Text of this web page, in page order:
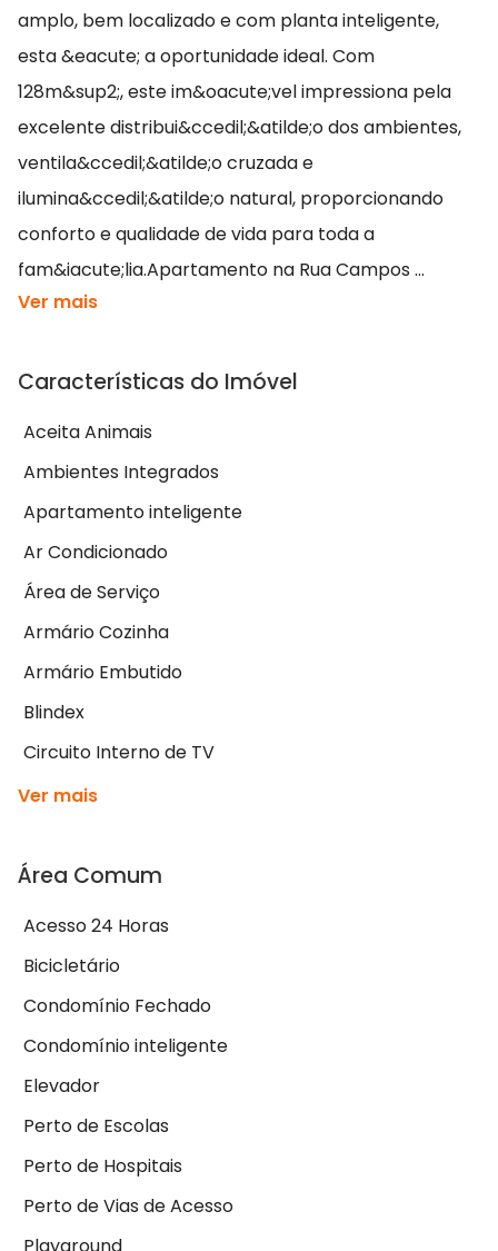
amplo, bem localizado e com planta inteligente,
esta &eacute; a oportunidade ideal. Com
128m&sup2;, este im&oacute;vel impressiona pela
excelente distribui&ccedil;&atilde;o dos ambientes,
ventila&ccedil;&atilde;o cruzada e
ilumina&ccedil;&atilde;o natural, proporcionando
conforto e qualidade de vida para toda a
fam&iacute;lia.Apartamento na Rua Campos ...
Ver mais
Características do Imóvel
Aceita Animais
Ambientes Integrados
Apartamento inteligente
Ar Condicionado
Área de Serviço
Armário Cozinha
Armário Embutido
Blindex
Circuito Interno de TV
Ver mais
Área Comum
Acesso 24 Horas
Bicicletário
Condomínio Fechado
Condomínio inteligente
Elevador
Perto de Escolas
Perto de Hospitais
Perto de Vias de Acesso